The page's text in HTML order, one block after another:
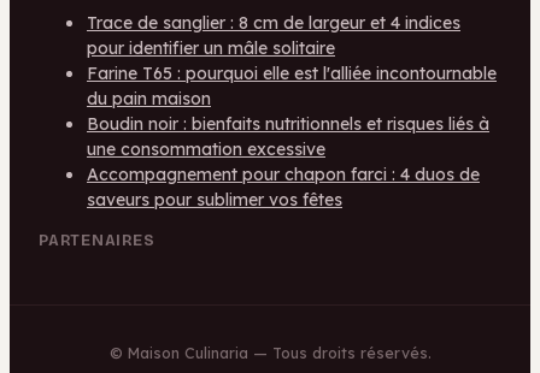
Trace de sanglier : 8 cm de largeur et 4 indices
pour identifier un mâle solitaire
Farine T65 : pourquoi elle est l'alliée incontournable
du pain maison
Boudin noir : bienfaits nutritionnels et risques liés à
une consommation excessive
Accompagnement pour chapon farci : 4 duos de
saveurs pour sublimer vos fêtes
PARTENAIRES
© Maison Culinaria — Tous droits réservés.